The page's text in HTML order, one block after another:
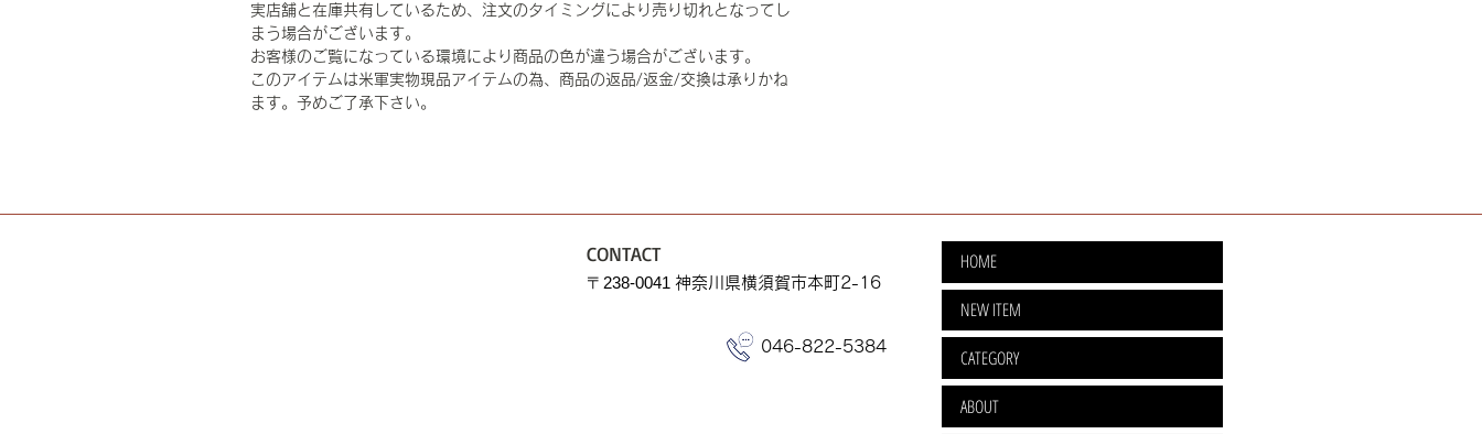
実店舗と在庫共有しているため、注文のタイミングにより売り切れとなってし
まう場合がございます。
お客様のご覧になっている環境により商品の色が違う場合がございます。
このアイテムは米軍実物現品アイテムの為、商品の返品/返金/交換は承りかね
ます。予めご了承下さい。
046-822-5384
HOME
NEW ITEM
CATEGORY
ABOUT
CONTACT
​〒238-0041 神奈川県横須賀市本町2-16